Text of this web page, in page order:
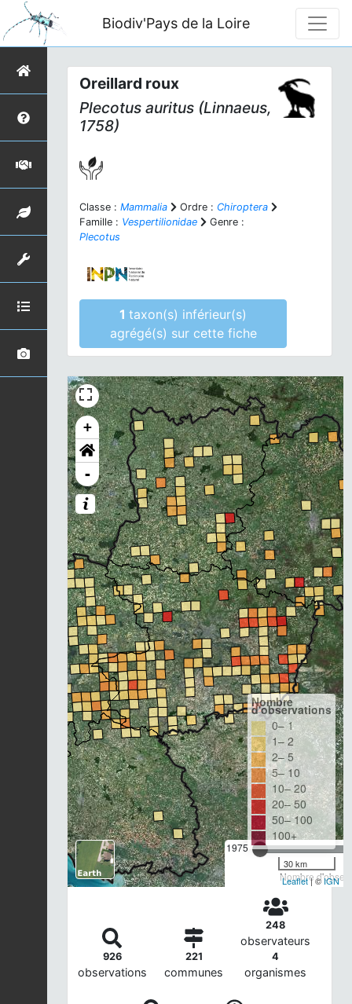
Biodiv'Pays de la Loire
Oreillard roux
Plecotus auritus (Linnaeus,
1758)
Classe : Mammalia Ordre : Chiroptera
Famille : Vespertilionidae
Genre :
Plecotus
1taxon(s) inférieur(s)
agrégé(s) sur cette fiche
+
-
1975
Nombre
Nombre
d'observations
0– 1
1– 2
2– 5
5– 10
10– 20
20– 50
50– 100
100+
30 km
Leaflet| ©IGN
926
observations
221
communes
248
observateurs
4
organismes